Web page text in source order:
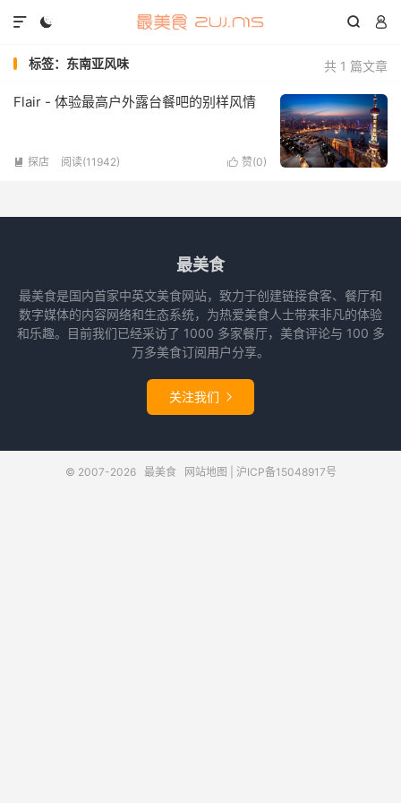
  

共 1 篇文章
标签：东南亚风味
Flair - 体验最高户外露台餐吧的别样风情
 赞(0)
 探店 阅读(11942)
最美食
最美食是国内首家中英文美食网站，致力于创建链接食客、餐厅和
数字媒体的内容网络和生态系统，为热爱美食人士带来非凡的体验
和乐趣。目前我们已经采访了 1000 多家餐厅，美食评论与 100 多
万多美食订阅用户分享。
关注我们 
© 2007-2026 最美食 网站地图 沪ICP备15048917号